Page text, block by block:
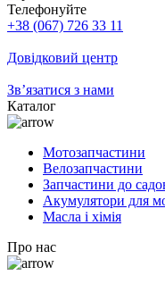
Телефонуйте
+38 (067) 726 33 11
Довідковий центр
Зв’язатися з нами
Каталог
Мотозапчастини
Велозапчастини
Запчастини до
Акумулятори для
Масла і хімія
Про нас